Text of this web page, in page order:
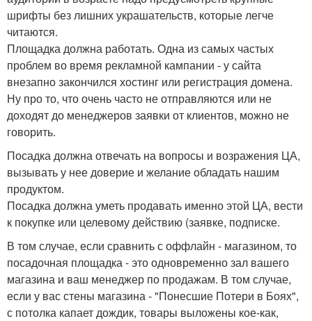
шрифты без лишних украшательств, которые легче
читаются.
Площадка должна работать. Одна из самых частых
проблем во время рекламной кампании - у сайта
внезапно закончился хостинг или регистрация домена.
Ну про то, что очень часто не отправляются или не
доходят до менеджеров заявки от клиентов, можно не
говорить.
Посадка должна отвечать на вопросы и возражения ЦА,
вызывать у нее доверие и желание обладать нашим
продуктом.
Посадка должна уметь продавать именно этой ЦА, вести
к покупке или целевому действию (заявке, подписке.
В том случае, если сравнить с оффлайн - магазином, то
посадочная площадка - это одновременно зал вашего
магазина и ваш менеджер по продажам. В том случае,
если у вас стены магазина - "Понесшие Потери в Боях",
с потолка капает дождик, товары выложены кое-как,